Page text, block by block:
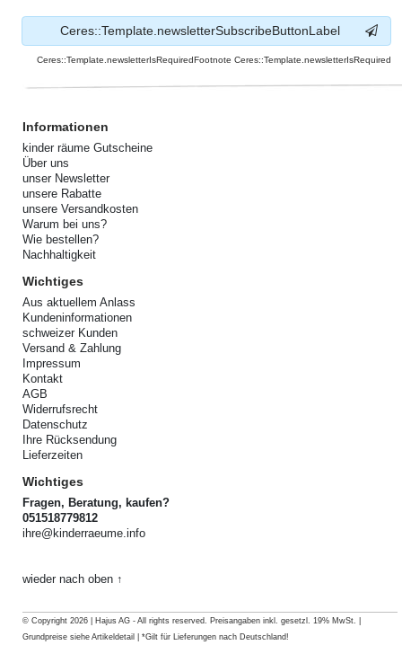
Ceres::Template.newsletterSubscribeButtonLabel
Ceres::Template.newsletterIsRequiredFootnote Ceres::Template.newsletterIsRequired
Informationen
kinder räume Gutscheine
Über uns
unser Newsletter
unsere Rabatte
unsere Versandkosten
Warum bei uns?
Wie bestellen?
Nachhaltigkeit
Wichtiges
Aus aktuellem Anlass
Kundeninformationen
schweizer Kunden
Versand & Zahlung
Impressum
Kontakt
AGB
Widerrufsrecht
Datenschutz
Ihre Rücksendung
Lieferzeiten
Wichtiges
Fragen, Beratung, kaufen?
051518779812
ihre@kinderraeume.info
wieder nach oben ↑
© Copyright 2026 | Hajus AG - All rights reserved. Preisangaben inkl. gesetzl. 19% MwSt. |
Grundpreise siehe Artikeldetail | *Gilt für Lieferungen nach Deutschland!